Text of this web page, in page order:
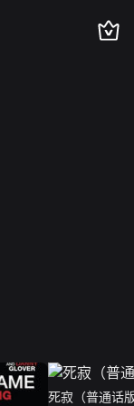
死寂（普通话版